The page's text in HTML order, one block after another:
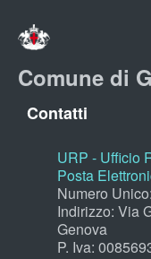
Comune di
Contatti
URP - Ufficio
Posta
Numero
Indirizzo: Via
Genova
P. Iva: